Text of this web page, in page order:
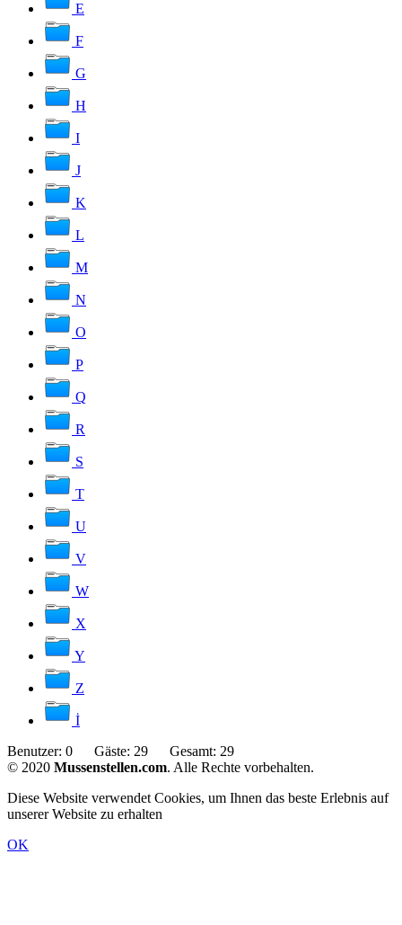
E
F
G
H
I
J
K
L
M
N
O
P
Q
R
S
T
U
V
W
X
Y
Z
İ
Benutzer: 0 Gäste: 29 Gesamt: 29
© 2020 Mussenstellen.com. Alle Rechte vorbehalten.
Diese Website verwendet Cookies, um Ihnen das beste Erlebnis auf
unserer Website zu erhalten
OK